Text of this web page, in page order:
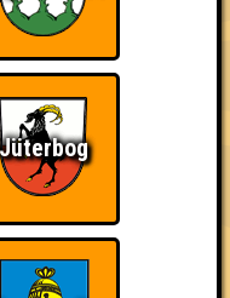
Quizveteran